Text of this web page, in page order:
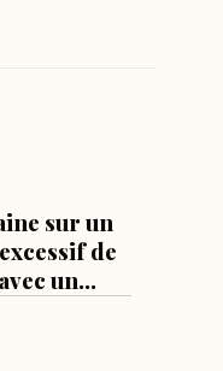
sur un
de
un